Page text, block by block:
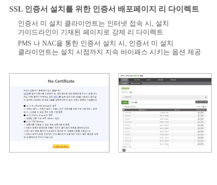
SSL 인증서 설치를 위한 인증서 배포페이지 리 다이렉트
인증서 미 설치 클라이언트는 인터넷 접속 시, 설치
가이드라인이 기재된 페이지로 강제 리 다이렉트
PMS 나 NAC을 통한 인증서 설치 시, 인증서 미 설치
클라이언트는 설치 시점까지 지속 바이패스 시키는 옵션 제공